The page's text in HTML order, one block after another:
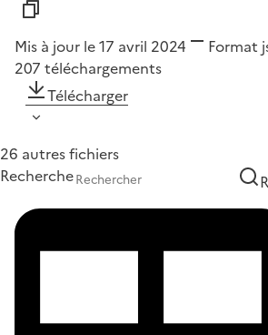
Mis à jour le 17 avril 2024 Format
207 téléchargements
Télécharger
26 autres fichiers
Recherche